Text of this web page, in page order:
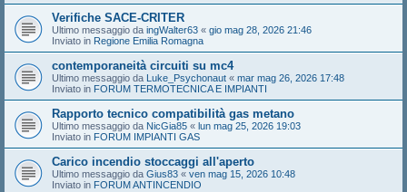
Verifiche SACE-CRITER
Ultimo messaggio da ingWalter63 « gio mag 28, 2026 21:46
Inviato in Regione Emilia Romagna
contemporaneità circuiti su mc4
Ultimo messaggio da Luke_Psychonaut « mar mag 26, 2026 17:48
Inviato in FORUM TERMOTECNICA E IMPIANTI
Rapporto tecnico compatibilità gas metano
Ultimo messaggio da NicGia85 « lun mag 25, 2026 19:03
Inviato in FORUM IMPIANTI GAS
Carico incendio stoccaggi all'aperto
Ultimo messaggio da Gius83 « ven mag 15, 2026 10:48
Inviato in FORUM ANTINCENDIO